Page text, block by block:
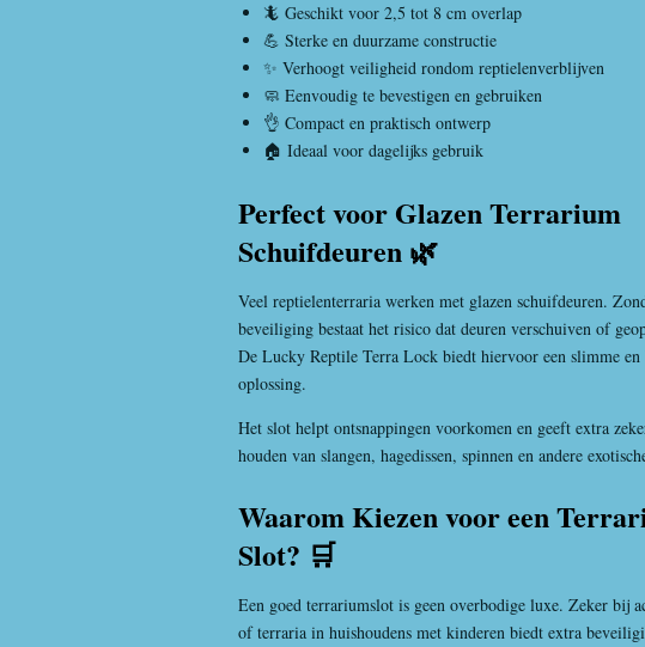
🦎 Geschikt voor 2,5 tot 8 cm overlap
💪 Sterke en duurzame constructie
✨ Verhoogt veiligheid rondom reptielenverblijven
🧼 Eenvoudig te bevestigen en gebruiken
👌 Compact en praktisch ontwerp
🏠 Ideaal voor dagelijks gebruik
Perfect voor Glazen Terrarium
Schuifdeuren 🌿
Veel reptielenterraria werken met glazen schuifdeuren.
beveiliging bestaat het risico dat deuren verschuiven of
De Lucky Reptile Terra Lock biedt hiervoor een slimme en
oplossing.
Het slot helpt ontsnappingen voorkomen en geeft extra
houden van slangen, hagedissen, spinnen en andere
Waarom Kiezen voor een
Slot? 🛒
Een goed terrariumslot is geen overbodige luxe. Zeker bij
of terraria in huishoudens met kinderen biedt extra